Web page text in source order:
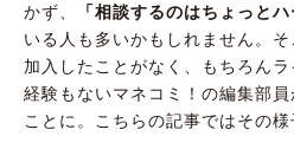
かず、
「相談するのはちょっと
いる人も多いかもしれません。
加入したことがなく、もちろん
経験もないマネコミ！の編集部
ことに。こちらの記事ではその様